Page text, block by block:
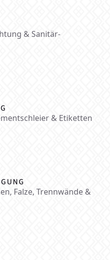
& Sanitär-
& Etiketten
Falze, Trennwände &